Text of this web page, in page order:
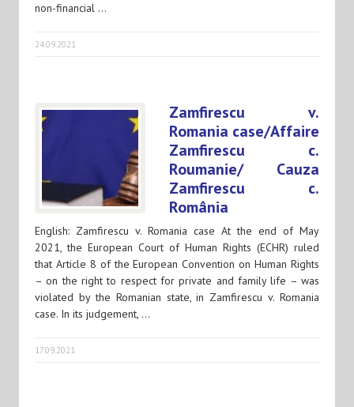
non-financial …
24.09.2021
Zamfirescu v.
Romania case/Affaire
Zamfirescu c.
Roumanie/ Cauza
Zamfirescu c.
România
English: Zamfirescu v. Romania case At the end of May
2021, the European Court of Human Rights (ECHR) ruled
that Article 8 of the European Convention on Human Rights
– on the right to respect for private and family life – was
violated by the Romanian state, in Zamfirescu v. Romania
case. In its judgement, …
17.09.2021